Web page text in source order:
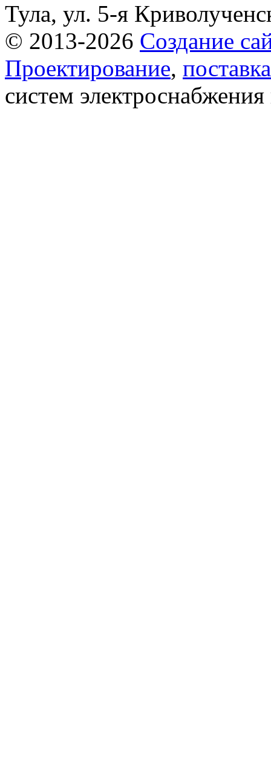
Тула, ул. 5-я
© 2013-2026 Создание
Проектирование, поставка
систем